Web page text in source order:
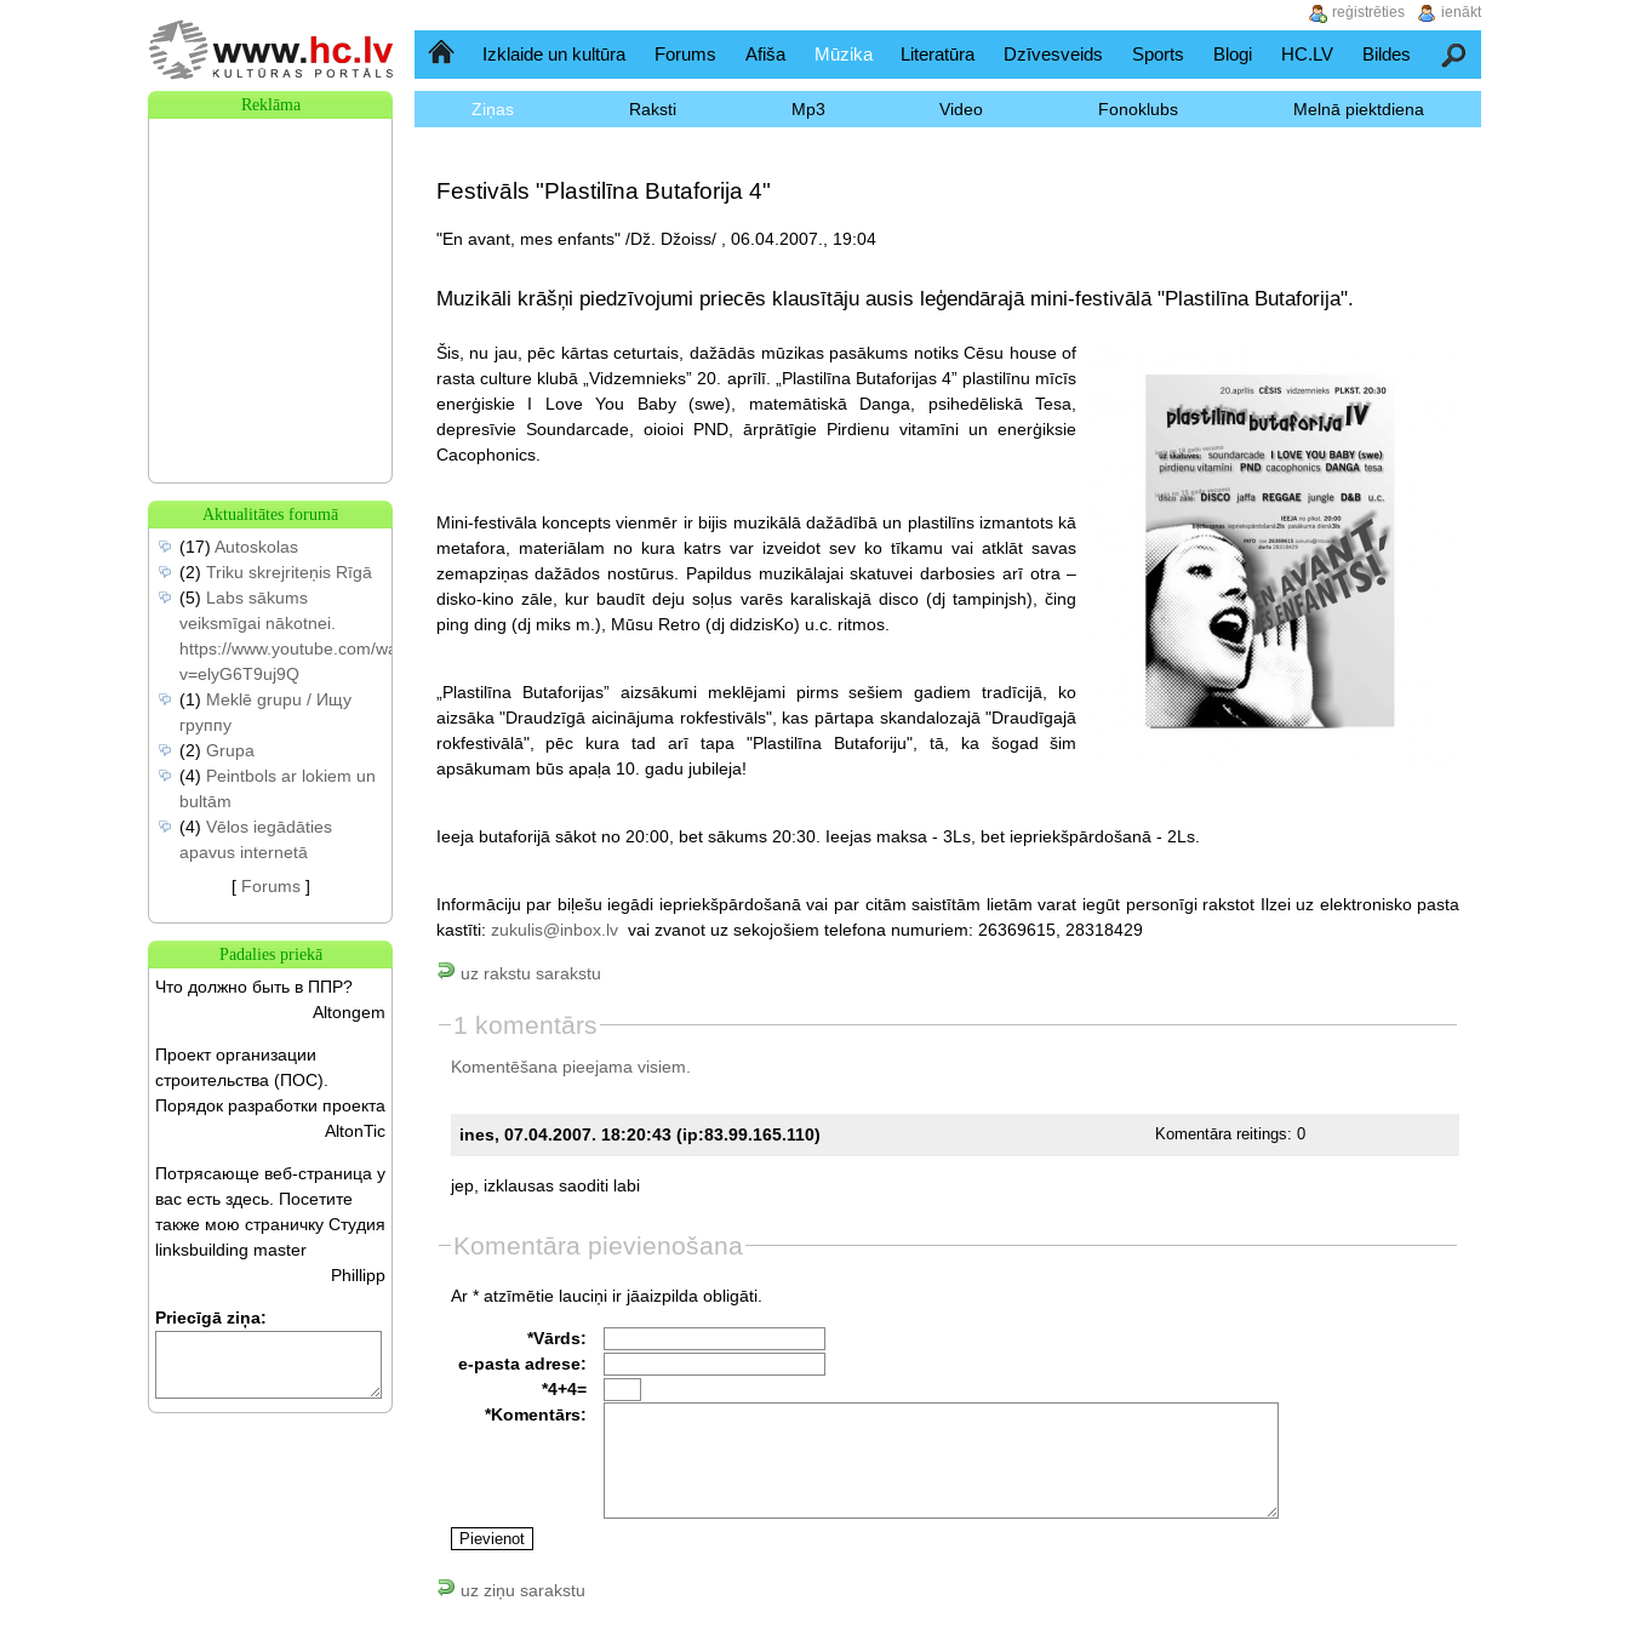
SākumlapaIzklaide un kultūra Forums Afiša Mūzika Literatūra Dzīvesveids Sports Blogi HC.LV Bildes Meklēšana
Ziņas Raksti Mp3 Video Fonoklubs Melnā piektdiena
Festivāls "Plastilīna Butaforija 4"
"En avant, mes enfants" /Dž. Džoiss/ , 06.04.2007., 19:04
Muzikāli krāšņi piedzīvojumi priecēs klausītāju ausis leģendārajā mini-festivālā "Plastilīna Butaforija".
Šis, nu jau, pēc kārtas ceturtais, dažādās mūzikas pasākums notiks Cēsu house of
rasta culture klubā „Vidzemnieks” 20. aprīlī. „Plastilīna Butaforijas 4” plastilīnu mīcīs
enerģiskie I Love You Baby (swe), matemātiskā Danga, psihedēliskā Tesa,
depresīvie Soundarcade, oioioi PND, ārprātīgie Pirdienu vitamīni un enerģiksie
Cacophonics.
Mini-festivāla koncepts vienmēr ir bijis muzikālā dažādībā un plastilīns izmantots kā
metafora, materiālam no kura katrs var izveidot sev ko tīkamu vai atklāt savas
zemapziņas dažādos nostūrus. Papildus muzikālajai skatuvei darbosies arī otra –
disko-kino zāle, kur baudīt deju soļus varēs karaliskajā disco (dj tampinjsh), čing
ping ding (dj miks m.), Mūsu Retro (dj didzisKo) u.c. ritmos.
„Plastilīna Butaforijas” aizsākumi meklējami pirms sešiem gadiem tradīcijā, ko
aizsāka "Draudzīgā aicinājuma rokfestivāls", kas pārtapa skandalozajā "Draudīgajā
rokfestivālā", pēc kura tad arī tapa "Plastilīna Butaforiju", tā, ka šogad šim
apsākumam būs apaļa 10. gadu jubileja!
Ieeja butaforijā sākot no 20:00, bet sākums 20:30. Ieejas maksa - 3Ls, bet iepriekšpārdošanā - 2Ls.
Informāciju par biļešu iegādi iepriekšpārdošanā vai par citām saistītām lietām varat iegūt personīgi rakstot Ilzei uz elektronisko pasta
kastīti: zukulis@inbox.lvvai zvanot uz sekojošiem telefona numuriem: 26369615, 28318429
uz rakstu sarakstu
1 komentārs
Komentēšana pieejama visiem.
ines, 07.04.2007. 18:20:43 (ip:83.99.165.110) Komentāra reitings:0
jep, izklausas saoditi labi
Komentāra pievienošana
Ar * atzīmētie lauciņi ir jāaizpilda obligāti.
*Vārds:
e-pasta adrese:
*4+4=
*Komentārs:
uz ziņu sarakstu
Reklāma
Aktualitātes forumā
(17) Autoskolas
(2) Triku skrejriteņis Rīgā
(5) Labs sākums
veiksmīgai nākotnei.
https://www.youtube.com/watch?
v=elyG6T9uj9Q
(1) Meklē grupu / Ищу
группу
(2) Grupa
(4) Peintbols ar lokiem un
bultām
(4) Vēlos iegādāties
apavus internetā
[ Forums]
Padalies priekā
Что должно быть в ППР?
Altongem
Проект организации
строительства (ПОС).
Порядок разработки проекта
AltonTic
Потрясающе веб-страница у
вас есть здесь. Посетите
также мою страничку Студия
linksbuilding master
Phillipp
Priecīgā ziņa:
ienākt
reģistrēties